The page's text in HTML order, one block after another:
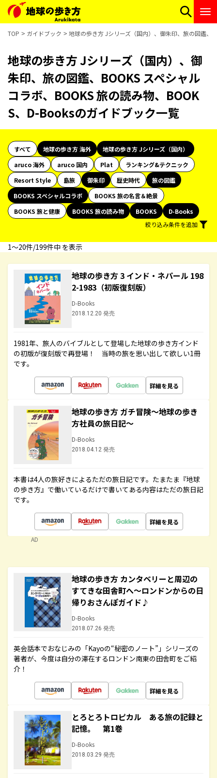
TOP ガイドブック 地球の歩き方 Jシリーズ（国内）、御朱印、旅の図鑑、
地球の歩き方 Jシリーズ（国内）、御
朱印、旅の図鑑、BOOKS スペシャル
コラボ、BOOKS 旅の読み物、BOOK
S、D-Booksのガイドブック一覧
すべて 地球の歩き方 海外
地球の歩き方 Jシリーズ（国内）
aruco 海外
aruco 国内 Plat
ランキング&テクニック
Resort Style
島旅 御朱印 歴史時代
旅の図鑑
BOOKS スペシャルコラボ
BOOKS 旅の名言＆絶景
BOOKS 旅と健康
BOOKS 旅の読み物 BOOKS
D-Books
絞り込み条件を追加
1〜20件/199件中 を表示
地球の歩き方 3 インド・ネパール 198
2-1983（初版復刻版）
D-Books
2018.12.20 発売
1981年、旅人のバイブルとして登場した地球の歩き方インド
の初版が復刻版で再登場！ 当時の旅を思い出して欲しい1冊
です。
詳細を見る
地球の歩き方 ガチ冒険～地球の歩き
方社員の旅日記～
D-Books
2018.04.12 発売
本書は4人の旅好きによるただの旅日記です。たまたま『地球
の歩き方』で働いているだけで書いてある内容はただの旅日記
です。
詳細を見る
AD
地球の歩き方 カンタベリーと周辺の
すてきな田舎町へ～ロンドンからの日
帰りおさんぽガイド♪
D-Books
2018.07.26 発売
英会話本でおなじみの「Kayoの“秘密のノート”」シリーズの
著者が、今度は自分の滞在するロンドン南東の田舎町をご紹
介！
詳細を見る
とろとろトロピカル ある旅の記録と
記憶。 第1巻
D-Books
2018.03.29 発売